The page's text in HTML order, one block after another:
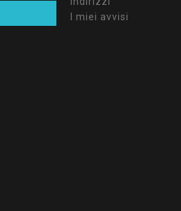
I miei avvisi